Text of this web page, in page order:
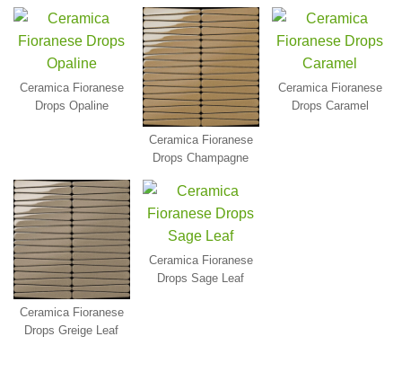
Ceramica Fioranese
Drops Opaline
Ceramica Fioranese
Drops Champagne
Ceramica Fioranese
Drops Caramel
Ceramica Fioranese
Drops Greige Leaf
Ceramica Fioranese
Drops Sage Leaf